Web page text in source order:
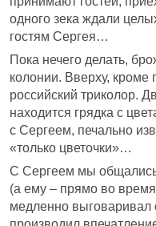
одного зека ждали
гостям Сергея…
Пока нечего делать,
колонии. Вверху,
российский триколор.
находится грядка с
с Сергеем, печально
«только цветочки»…
С Сергеем мы общались
(а ему – прямо во
медленно выговаривал